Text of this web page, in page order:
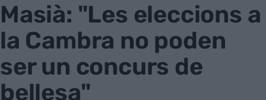
Masià: "Les eleccions a
la Cambra no poden
ser un concurs de
bellesa"